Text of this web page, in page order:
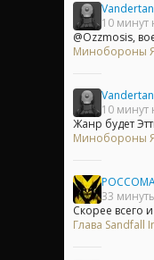
Vandertan
10 минут
@Ozzmosis,
Минобороны
Vandertan
10 минут
Жанр будет
Минобороны
33
Скорее всего
Глава Sandfall